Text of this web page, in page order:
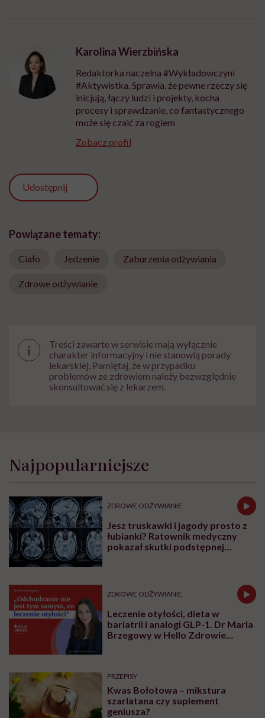
Karolina Wierzbińska
Redaktorka naczelna #Wykładowczyni
#Aktywistka. Sprawia, że pewne rzeczy się
inicjują, łączy ludzi i projekty, kocha
procesy i sprawdzanie, co fantastycznego
może się czaić za rogiem
Zobacz profil
Udostępnij
Powiązane tematy:
Ciało Jedzenie Zaburzenia odżywiania
Zdrowe odżywianie
i
Treści zawarte w serwisie mają wyłącznie
charakter informacyjny i nie stanowią porady
lekarskiej. Pamiętaj, że w przypadku
problemów ze zdrowiem należy bezwzględnie
skonsultować się z lekarzem.
Najpopularniejsze
ZDROWE ODŻYWIANIE
Jesz truskawki i jagody prosto z
łubianki? Ratownik medyczny
pokazał skutki podstępnej
ZDROWE ODŻYWIANIE
Leczenie otyłości, dieta w
bariatrii i analogi GLP-1. Dr Maria
Brzegowy w Hello Zdrowie
PRZEPISY
Kwas Bołotowa – mikstura
szarlatana czy suplement
geniusza?